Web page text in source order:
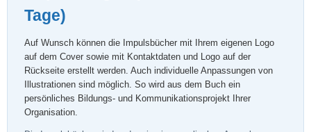
Tage)
Auf Wunsch können die Impulsbücher mit Ihrem eigenen Logo
auf dem Cover sowie mit Kontaktdaten und Logo auf der
Rückseite erstellt werden. Auch individuelle Anpassungen von
Illustrationen sind möglich. So wird aus dem Buch ein
persönliches Bildungs- und Kommunikationsprojekt Ihrer
Organisation.